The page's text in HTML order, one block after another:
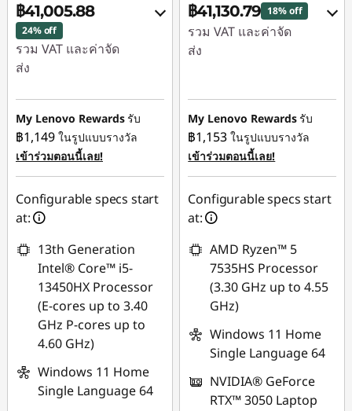
฿41,005.88
24% off
รวม VAT และค่าจัด
ส่ง
ประหยัดทันที :-
฿13,399.93
ใช้ eCoupon :
88SALETH
My Lenovo Rewardsรับ
฿1,149 ในรูปแบบรางวัล
เข้าร่วมตอนนี้เลย!
Configurable specs start
at:
13th Generation
Intel® Core™ i5-
13450HX Processor
(E-cores up to 3.40
GHz P-cores up to
4.60 GHz)
Windows 11 Home
Single Language 64
฿41,130.79 18% off
รวม VAT และค่าจัด
ส่ง
฿9,475.02
ใช้ eCoupon :
88SALETH
My Lenovo Rewardsรับ
฿1,153 ในรูปแบบรางวัล
เข้าร่วมตอนนี้เลย!
Configurable specs start
at:
AMD Ryzen™ 5
7535HS Processor
(3.30 GHz up to 4.55
GHz)
Windows 11 Home
Single Language 64
NVIDIA® GeForce
RTX™ 3050 Laptop